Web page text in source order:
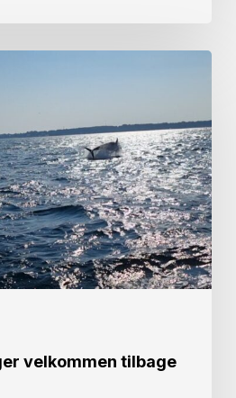
velkommen tilbage